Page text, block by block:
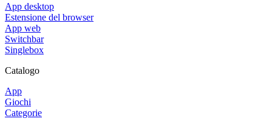
App desktop
Estensione del browser
App web
Switchbar
Singlebox
Catalogo
App
Giochi
Categorie